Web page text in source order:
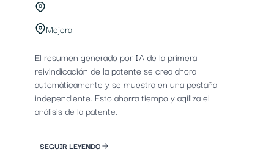
Mejora
El resumen generado por IA de la primera
reivindicación de la patente se crea ahora
automáticamente y se muestra en una pestaña
independiente. Esto ahorra tiempo y agiliza el
análisis de la patente.
SEGUIR LEYENDO